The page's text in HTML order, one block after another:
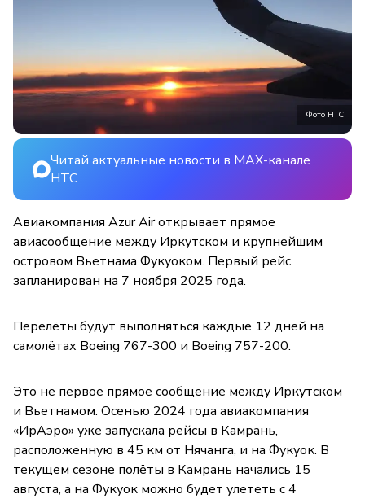
Фото НТС
Читай актуальные новости в MAX-канале
НТС
Авиакомпания Azur Air открывает прямое
авиасообщение между Иркутском и крупнейшим
островом Вьетнама Фукуоком. Первый рейс
запланирован на 7 ноября 2025 года.
Перелёты будут выполняться каждые 12 дней на
самолётах Boeing 767-300 и Boeing 757-200.
Это не первое прямое сообщение между Иркутском
и Вьетнамом. Осенью 2024 года авиакомпания
«ИрАэро» уже запускала рейсы в Камрань,
расположенную в 45 км от Нячанга, и на Фукуок. В
текущем сезоне полёты в Камрань начались 15
августа, а на Фукуок можно будет улететь с 4